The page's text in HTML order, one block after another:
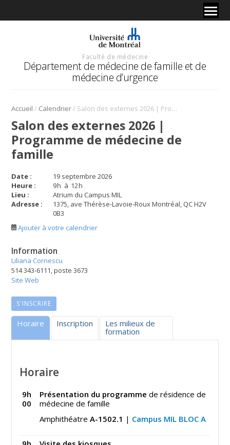
Faculté de médecine
Département de médecine de famille et de
médecine d’urgence
Accueil / Calendrier/ Salon des externes 2026 | Programme de médecine de famille
Salon des externes 2026 |
Programme de médecine de
famille
Date :
19 septembre 2026
Heure :
9h à 12h
Lieu :
Atrium du Campus MIL
Adresse :
1375, ave Thérèse-Lavoie-Roux Montréal, QC H2V
0B3
Ajouter à votre calendrier
Information
Liliana Cornescu
514 343-6111, poste 3673
Site Web
S'INSCRIRE
Horaire Inscription
Les milieux de
formation
Horaire
9h
00
Présentation du programme de résidence de
médecine de famille
AmphithéatreA-1502.1 | Campus MIL BLOC A